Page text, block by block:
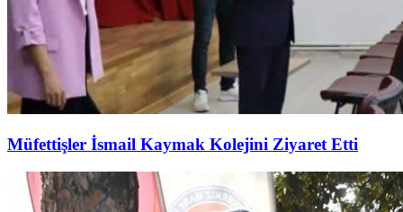
Müfettişler İsmail Kaymak Kolejini Ziyaret Etti